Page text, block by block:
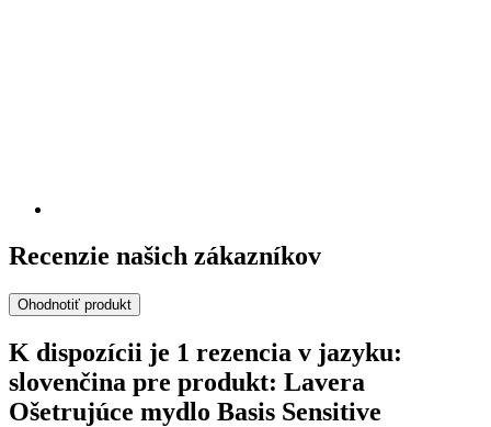
Recenzie našich zákazníkov
Ohodnotiť produkt
K dispozícii je 1 rezencia v jazyku:
slovenčina pre produkt: Lavera
Ošetrujúce mydlo Basis Sensitive